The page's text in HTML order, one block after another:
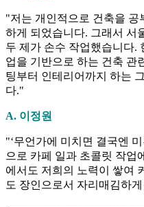
"저는 개인적으로 건축을 공
하게 되었습니다. 그래서 서
두 제가 손수 작업했습니다.
업을 기반으로 하는 건축 관
팅부터 인테리어까지 하는
다."
A. 이정원
"‘무언가에 미치면 결국엔
으로 카페 일과 초콜릿 작업
에서도 저희의 노력이 쌓여
도 장인으로서 자리매김하